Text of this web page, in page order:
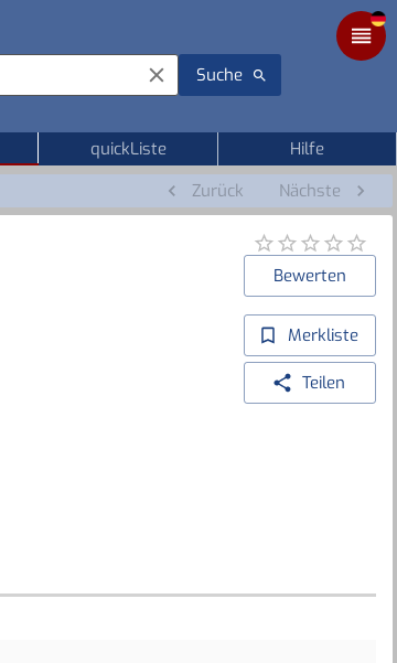
Suche
quickListe
Hilfe
Zurück Nächste
Bewerten
Merkliste
Teilen